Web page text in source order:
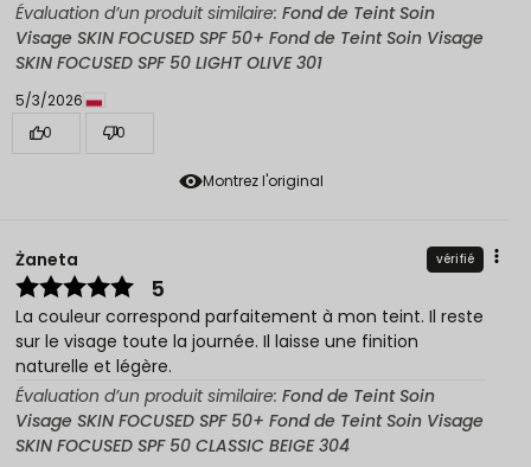
Montrez l'original
Évaluation d’un produit similaire: Fond de Teint Soin
Visage SKIN FOCUSED SPF 50+ Fond de Teint Soin Visage
SKIN FOCUSED SPF 50 LIGHT OLIVE 301
5/3/2026
0
0
Żaneta vérifié
5
La couleur correspond parfaitement à mon teint. Il reste
sur le visage toute la journée. Il laisse une finition
naturelle et légère.
Évaluation d’un produit similaire: Fond de Teint Soin
Visage SKIN FOCUSED SPF 50+ Fond de Teint Soin Visage
SKIN FOCUSED SPF 50 CLASSIC BEIGE 304